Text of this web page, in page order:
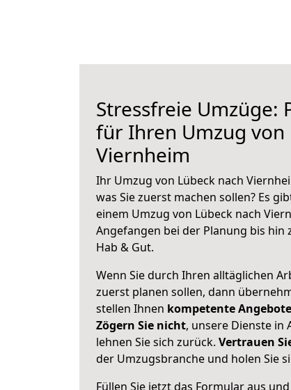
Stressfreie Umzüge:
für Ihren Umzug von
Viernheim
Ihr Umzug von Lübeck nach
was Sie zuerst machen sollen? Es
einem Umzug von Lübeck nach
Angefangen bei der Planung bis
Hab & Gut.
Wenn Sie durch Ihren alltäglichen
zuerst planen sollen, dann
stellen Ihnen kompetente Angebote
Zögern Sie nicht, unsere Dienste in
lehnen Sie sich zurück. Vertrauen
der Umzugsbranche und holen Sie
Füllen Sie jetzt das Formular aus und